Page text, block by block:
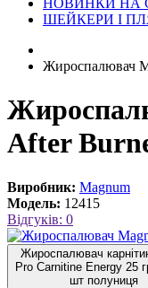
НОВИНКИ НА
ШЕЙКЕРИ І
Жироспалювач
After
Виробник: Magnum
Модель: 12415
Відгуків: 0
Жироспалювач
Pro Carnitine Energy 25
шт полуниця